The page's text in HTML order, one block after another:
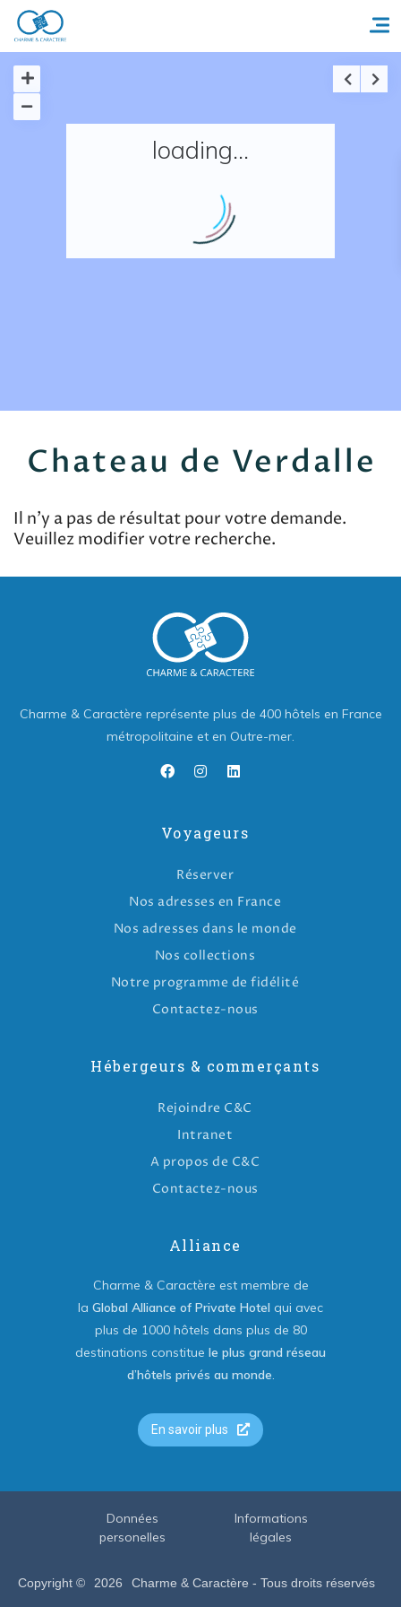
Accueil
Nos adresses en France
loading...
Chateau de Verdalle
Il n'y a pas de résultat pour votre demande.
Veuillez modifier votre recherche.
Charme & Caractère représente plus de 400 hôtels en France
métropolitaine et en Outre-mer.
Voyageurs
Réserver
Nos adresses en France
Nos adresses dans le monde
Nos collections
Notre programme de fidélité
Contactez-nous
Hébergeurs & commerçants
Rejoindre C&C
Intranet
A propos de C&C
Contactez-nous
Alliance
Charme & Caractère est membre de
la Global Alliance of Private Hotel qui avec
plus de 1000 hôtels dans plus de 80
destinations constitue le plus grand réseau
d’hôtels privés au monde.
En savoir plus
Copyright © 2026 Charme & Caractère - Tous droits réservés
Données
personelles
Informations
légales